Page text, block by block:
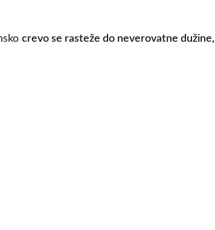
crevo se rasteže do neverovatne dužine,